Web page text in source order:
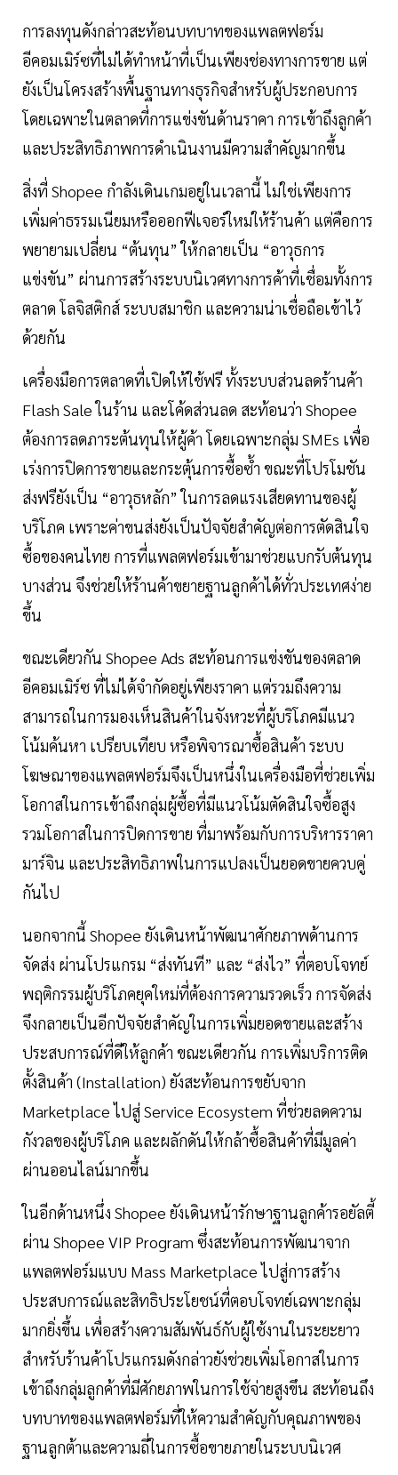
การลงทุนดังกล่าวสะท้อนบทบาทของแพลตฟอร์ม
อีคอมเมิร์ซที่ไม่ได้ทำหน้าที่เป็นเพียงช่องทางการขาย แต่
ยังเป็นโครงสร้างพื้นฐานทางธุรกิจสำหรับผู้ประกอบการ
โดยเฉพาะในตลาดที่การแข่งขันด้านราคา การเข้าถึงลูกค้า
และประสิทธิภาพการดำเนินงานมีความสำคัญมากขึ้น
สิ่งที่ Shopee กำลังเดินเกมอยู่ในเวลานี้ ไม่ใช่เพียงการ
เพิ่มค่าธรรมเนียมหรือออกฟีเจอร์ใหม่ให้ร้านค้า แต่คือการ
พยายามเปลี่ยน “ต้นทุน” ให้กลายเป็น “อาวุธการ
แข่งขัน” ผ่านการสร้างระบบนิเวศทางการค้าที่เชื่อมทั้งการ
ตลาด โลจิสติกส์ ระบบสมาชิก และความน่าเชื่อถือเข้าไว้
ด้วยกัน
เครื่องมือการตลาดที่เปิดให้ใช้ฟรี ทั้งระบบส่วนลดร้านค้า
Flash Sale ในร้าน และโค้ดส่วนลด สะท้อนว่า Shopee
ต้องการลดภาระต้นทุนให้ผู้ค้า โดยเฉพาะกลุ่ม SMEs เพื่อ
เร่งการปิดการขายและกระตุ้นการซื้อซ้ำ ขณะที่โปรโมชัน
ส่งฟรียังเป็น “อาวุธหลัก” ในการลดแรงเสียดทานของผู้
บริโภค เพราะค่าขนส่งยังเป็นปัจจัยสำคัญต่อการตัดสินใจ
ซื้อของคนไทย การที่แพลตฟอร์มเข้ามาช่วยแบกรับต้นทุน
บางส่วน จึงช่วยให้ร้านค้าขยายฐานลูกค้าได้ทั่วประเทศง่าย
ขึ้น
ขณะเดียวกัน Shopee Ads สะท้อนการแข่งขันของตลาด
อีคอมเมิร์ซ ที่ไม่ได้จำกัดอยู่เพียงราคา แต่รวมถึงความ
สามารถในการมองเห็นสินค้าในจังหวะที่ผู้บริโภคมีแนว
โน้มค้นหา เปรียบเทียบ หรือพิจารณาซื้อสินค้า ระบบ
โฆษณาของแพลตฟอร์มจึงเป็นหนึ่งในเครื่องมือที่ช่วยเพิ่ม
โอกาสในการเข้าถึงกลุ่มผู้ซื้อที่มีแนวโน้มตัดสินใจซื้อสูง
รวมโอกาสในการปิดการขาย ที่มาพร้อมกับการบริหารราคา
มาร์จิน และประสิทธิภาพในการแปลงเป็นยอดขายควบคู่
กันไป
นอกจากนี้ Shopee ยังเดินหน้าพัฒนาศักยภาพด้านการ
จัดส่ง ผ่านโปรแกรม “ส่งทันที” และ “ส่งไว” ที่ตอบโจทย์
พฤติกรรมผู้บริโภคยุคใหม่ที่ต้องการความรวดเร็ว การจัดส่ง
จึงกลายเป็นอีกปัจจัยสำคัญในการเพิ่มยอดขายและสร้าง
ประสบการณ์ที่ดีให้ลูกค้า ขณะเดียวกัน การเพิ่มบริการติด
ตั้งสินค้า (Installation) ยังสะท้อนการขยับจาก
Marketplace ไปสู่ Service Ecosystem ที่ช่วยลดความ
กังวลของผู้บริโภค และผลักดันให้กล้าซื้อสินค้าที่มีมูลค่า
ผ่านออนไลน์มากขึ้น
ในอีกด้านหนึ่ง Shopee ยังเดินหน้ารักษาฐานลูกค้ารอยัลตี้
ผ่าน Shopee VIP Program ซึ่งสะท้อนการพัฒนาจาก
แพลตฟอร์มแบบ Mass Marketplace ไปสู่การสร้าง
ประสบการณ์และสิทธิประโยชน์ที่ตอบโจทย์เฉพาะกลุ่ม
มากยิ่งขึ้น เพื่อสร้างความสัมพันธ์กับผู้ใช้งานในระยะยาว
สำหรับร้านค้าโปรแกรมดังกล่าวยังช่วยเพิ่มโอกาสในการ
เข้าถึงกลุ่มลูกค้าที่มีศักยภาพในการใช้จ่ายสูงขึน สะท้อนถึง
บทบาทของแพลตฟอร์มที่ให้ความสำคัญกับคุณภาพของ
ฐานลูกต้าและความถี่ในการซื้อขายภายในระบบนิเวศ